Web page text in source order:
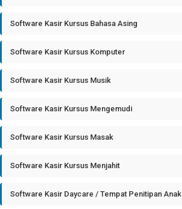
Software Kasir Kursus Bahasa Asing
Software Kasir Kursus Komputer
Software Kasir Kursus Musik
Software Kasir Kursus Mengemudi
Software Kasir Kursus Masak
Software Kasir Kursus Menjahit
Software Kasir Daycare / Tempat Penitipan Anak